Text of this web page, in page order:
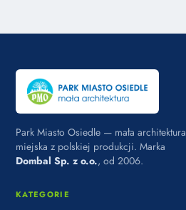
Park Miasto Osiedle — mała architektura
miejska z polskiej produkcji. Marka
Dombal Sp. z o.o., od 2006.
KATEGORIE